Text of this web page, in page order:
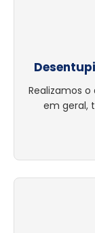
Realizamos
em geral,